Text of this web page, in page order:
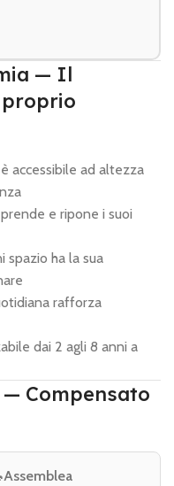
— Il
accessibile ad altezza
e ripone i suoi
spazio ha la sua
rafforza
dai 2 agli 8 anni a
Compensato